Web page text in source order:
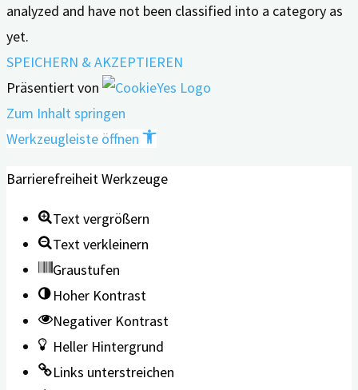
analyzed and have not been classified into a category as
yet.
SPEICHERN & AKZEPTIEREN
Präsentiert von
Zum Inhalt springen
Werkzeugleiste öffnen
Barrierefreiheit Werkzeuge
Text vergrößern
Text verkleinern
Graustufen
Hoher Kontrast
Negativer Kontrast
Heller Hintergrund
Links unterstreichen